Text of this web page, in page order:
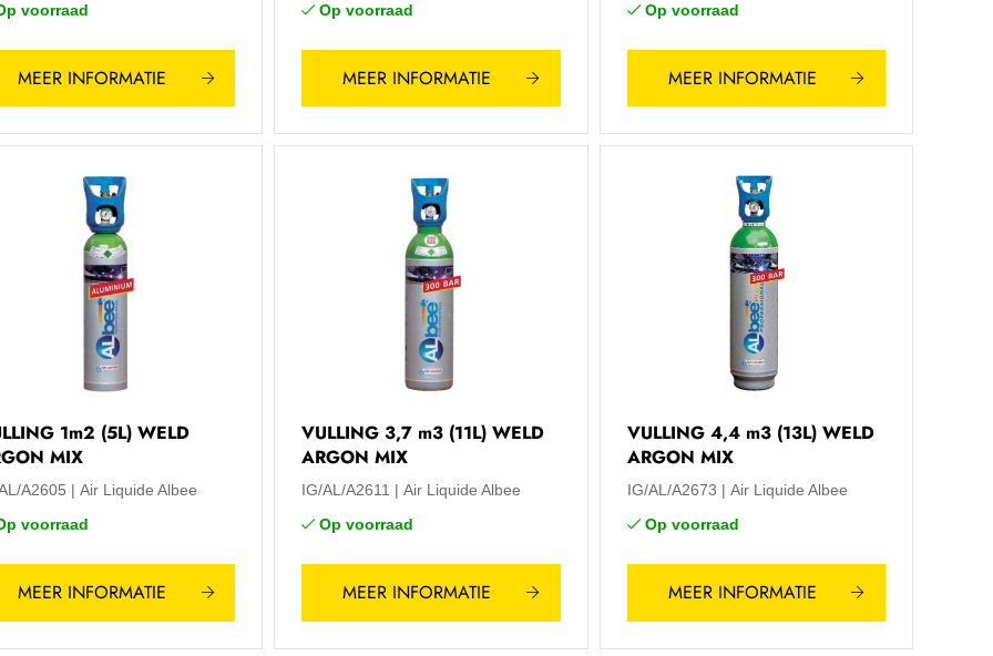
voorraad
MEER INFORMATIE
Op voorraad
MEER INFORMATIE
Op voorraad
MEER INFORMATIE
1m2 (5L) WELD
MIX
A2605
Air Liquide Albee
voorraad
MEER INFORMATIE
VULLING 3,7 m3 (11L) WELD
ARGON MIX
IG/AL/A2611
Air Liquide Albee
Op voorraad
MEER INFORMATIE
VULLING 4,4 m3 (13L) WELD
ARGON MIX
IG/AL/A2673
Air Liquide Albee
Op voorraad
MEER INFORMATIE